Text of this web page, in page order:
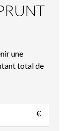
une
total de
€